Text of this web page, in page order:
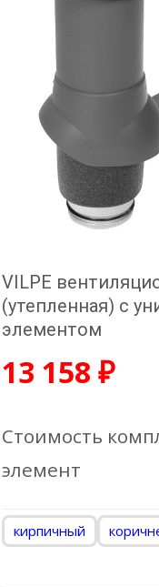
VILPE
(утепленная) с
элементом
13 158 ₽
Стоимость
элемент
кирпичный